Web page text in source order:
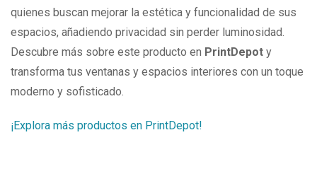
quienes buscan mejorar la estética y funcionalidad de sus
espacios, añadiendo privacidad sin perder luminosidad.
Descubre más sobre este producto en PrintDepot y
transforma tus ventanas y espacios interiores con un toque
moderno y sofisticado.
¡Explora más productos en PrintDepot!